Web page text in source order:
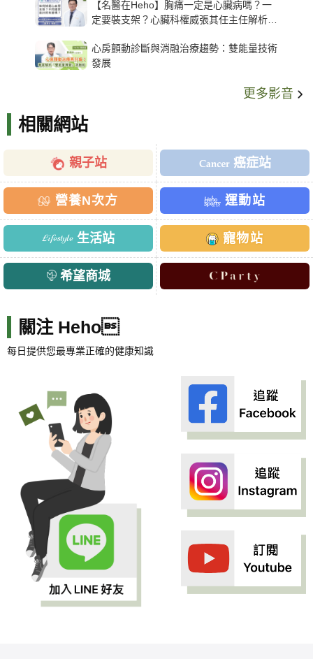
【名醫在Heho】胸痛一定是心臟病嗎？一
定要裝支架？心臟科權威張其任主任解析支
心房顫動診斷與消融治療趨勢：雙能量技術
發展
更多影音
相關網站
親子站 癌症站
營養N次方 運動站
生活站 寵物站
希望商城
關注 Heho
每日提供您最專業正確的健康知識